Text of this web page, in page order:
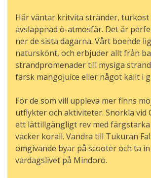
Här väntar kritvita stränder, turkost
avslappnad ö-atmosfär. Det är
ner de sista dagarna. Vårt boende
naturskönt, och erbjuder allt från
strandpromenader till mysiga
färsk mangojuice eller något kallt i
För de som vill uppleva mer finns
utflykter och aktiviteter. Snorkla vid
ett lättillgängligt rev med
vacker korall. Vandra till Tukuran
omgivande byar på scooter och ta
vardagslivet på Mindoro.